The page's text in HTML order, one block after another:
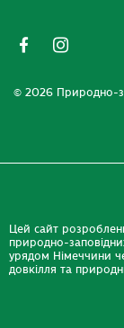
© 2026 Природно-
Цей сайт
природно-
урядом Німеччини
довкілля та